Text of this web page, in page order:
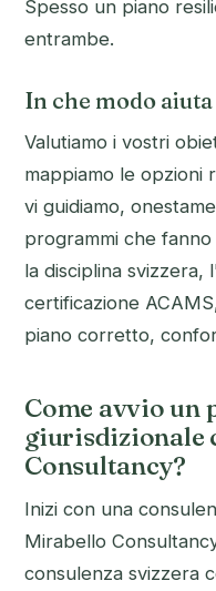
Spesso un piano
entrambe.
In che modo
Valutiamo i vostri
mappiamo le opzioni
vi guidiamo,
programmi che
la disciplina
certificazione
piano corretto,
Come avvio un
giurisdizionale
Consultancy?
Inizi con una
Mirabello
consulenza svizzera